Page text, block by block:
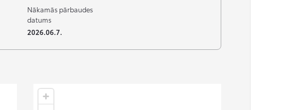
Nākamās pārbaudes
datums
2026.06.7.